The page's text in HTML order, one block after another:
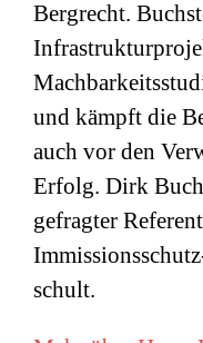
Bergrecht.
und kämpft die
auch vor den
Erfolg. Dirk
gefragter
schult.